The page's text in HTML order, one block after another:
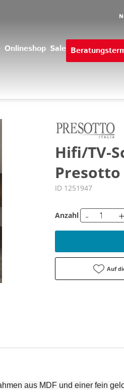
Onlineshop Sale
Hifi/TV-
Presotto
ID 1251947
Anzahl - +
Auf
aus MDF und einer fein